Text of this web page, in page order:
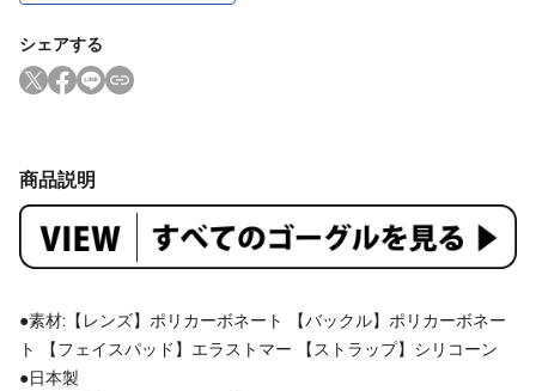
シェアする
商品説明
●素材:【レンズ】ポリカーボネート 【バックル】ポリカーボネー
ト 【フェイスパッド】エラストマー 【ストラップ】シリコーン
●日本製